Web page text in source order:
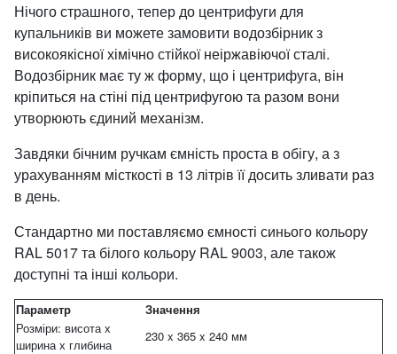
Нічого страшного, тепер до центрифуги для
купальників ви можете замовити водозбірник з
високоякісної хімічно стійкої неіржавіючої сталі.
Водозбірник має ту ж форму, що і центрифуга, він
кріпиться на стіні під центрифугою та разом вони
утворюють єдиний механізм.
Завдяки бічним ручкам ємність проста в обігу, а з
урахуванням місткості в 13 літрів її досить зливати раз
в день.
Стандартно ми поставляємо ємності синього кольору
RAL 5017 та білого кольору RAL 9003, але також
доступні та інші кольори.
Параметр
Значення
Розміри: висота х
ширина х глибина
230 x 365 x 240 мм